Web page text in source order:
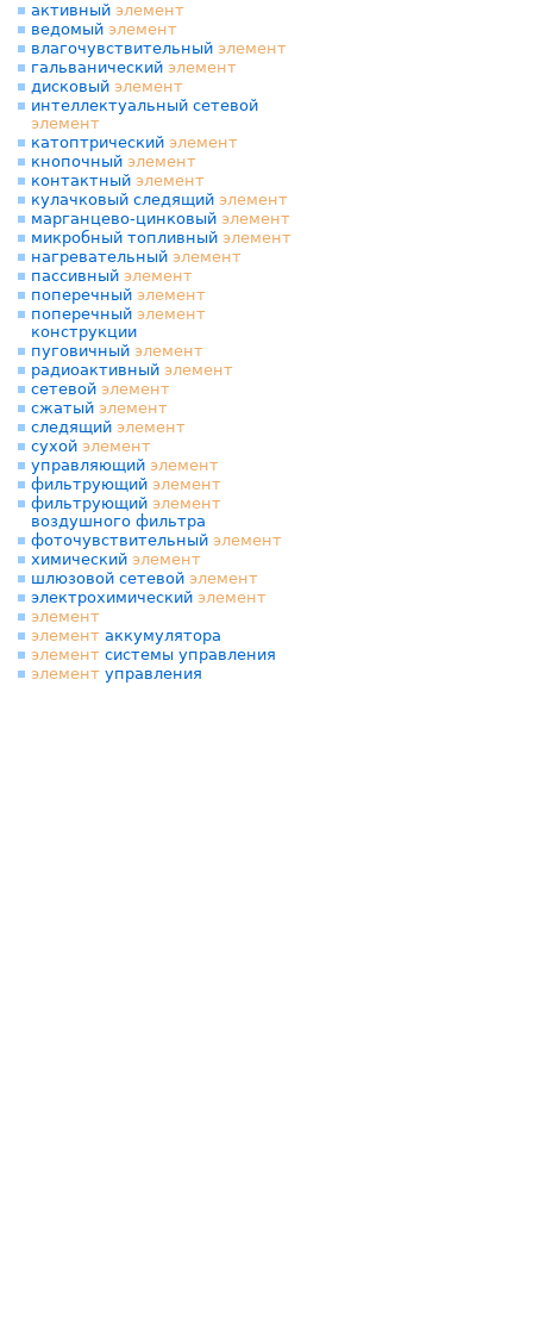
активный элемент
ведомый элемент
влагочувствительный элемент
гальванический элемент
дисковый элемент
интеллектуальный сетевой
элемент
катоптрический элемент
кнопочный элемент
контактный элемент
кулачковый следящий элемент
марганцево-цинковый элемент
микробный топливный элемент
нагревательный элемент
пассивный элемент
поперечный элемент
поперечный элемент
конструкции
пуговичный элемент
радиоактивный элемент
сетевой элемент
сжатый элемент
следящий элемент
сухой элемент
управляющий элемент
фильтрующий элемент
фильтрующий элемент
воздушного фильтра
фоточувствительный элемент
химический элемент
шлюзовой сетевой элемент
электрохимический элемент
элемент
элемент аккумулятора
элемент системы управления
элемент управления